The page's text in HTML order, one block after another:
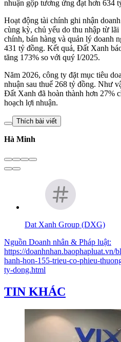
nhuận gộp tương ứng đạt hơn 634
Hoạt động tài chính ghi nhận
cùng kỳ, chủ yếu do thu nhập từ
chính, bán hàng và quản lý doanh
431 tỷ đồng. Kết quả, Đất Xanh
tăng 173% so với quý I/2025.
Năm 2026, công ty đặt mục tiêu
nhuận sau thuế 268 tỷ đồng. Như
Đất Xanh đã hoàn thành hơn 27%
hoạch lợi nhuận.
Thích bài viết
Hà Minh
Dat Xanh Group (DXG)
Nguồn Doanh nhân & Pháp luật:
https://doanhnhan.baophapluat.vn/
hanh-hon-155-trieu-co-phieu-
ty-dong.html
TIN KHÁC